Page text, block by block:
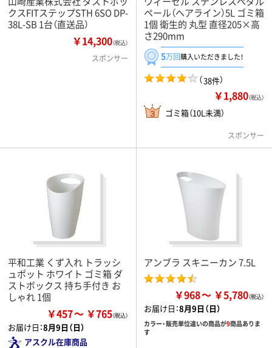
クスFITステップSTH 6SO DP-
38L-SB 1台（直送品）
￥14,300（税込）
スポンサー
ペール（ヘアライン）5L ゴミ箱
1個 衛生的 丸型 直径205×高
さ290mm
5万回購入いただきました！
（38件）
￥1,880（税込）
ゴミ箱（10L未満）
スポンサー
平和工業 くず入れ トラッシ
ュポット ホワイト ゴミ箱 ダ
ストボックス 持ち手付き お
しゃれ 1個
￥457 ￥765
お届け日：8月9日（日）
アスクル在庫商品
アンブラ スキニーカン 7.5L
￥968 ￥5,780
お届け日：8月9日（日）
カラー・販売単位違いの商品が9商品ありま
す